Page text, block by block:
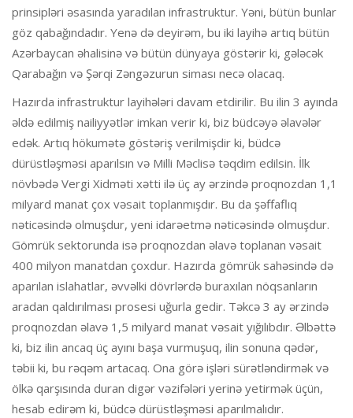
prinsipləri əsasında yaradılan infrastruktur. Yəni, bütün bunlar
göz qabağındadır. Yenə də deyirəm, bu iki layihə artıq bütün
Azərbaycan əhalisinə və bütün dünyaya göstərir ki, gələcək
Qarabağın və Şərqi Zəngəzurun siması necə olacaq.
Hazırda infrastruktur layihələri davam etdirilir. Bu ilin 3 ayında
əldə edilmiş nailiyyətlər imkan verir ki, biz büdcəyə əlavələr
edək. Artıq hökumətə göstəriş verilmişdir ki, büdcə
dürüstləşməsi aparılsın və Milli Məclisə təqdim edilsin. İlk
növbədə Vergi Xidməti xətti ilə üç ay ərzində proqnozdan 1,1
milyard manat çox vəsait toplanmışdır. Bu da şəffaflıq
nəticəsində olmuşdur, yeni idarəetmə nəticəsində olmuşdur.
Gömrük sektorunda isə proqnozdan əlavə toplanan vəsait
400 milyon manatdan çoxdur. Hazırda gömrük sahəsində də
aparılan islahatlar, əvvəlki dövrlərdə buraxılan nöqsanların
aradan qaldırılması prosesi uğurla gedir. Təkcə 3 ay ərzində
proqnozdan əlavə 1,5 milyard manat vəsait yığılıbdır. Əlbəttə
ki, biz ilin ancaq üç ayını başa vurmuşuq, ilin sonuna qədər,
təbii ki, bu rəqəm artacaq. Ona görə işləri sürətləndirmək və
ölkə qarşısında duran digər vəzifələri yerinə yetirmək üçün,
hesab edirəm ki, büdcə dürüstləşməsi aparılmalıdır.